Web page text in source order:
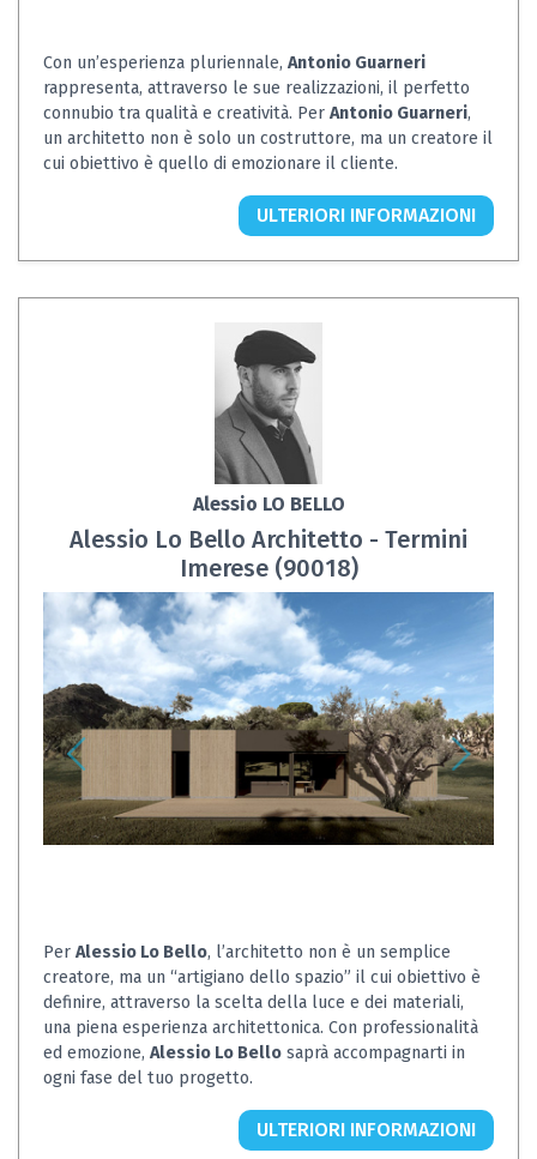
Con un’esperienza pluriennale, Antonio Guarneri
rappresenta, attraverso le sue realizzazioni, il perfetto
connubio tra qualità e creatività. Per Antonio Guarneri,
un architetto non è solo un costruttore, ma un creatore il
cui obiettivo è quello di emozionare il cliente.
ULTERIORI INFORMAZIONI
Alessio LO BELLO
Alessio Lo Bello Architetto - Termini
Imerese (90018)
Per Alessio Lo Bello, l’architetto non è un semplice
creatore, ma un “artigiano dello spazio” il cui obiettivo è
definire, attraverso la scelta della luce e dei materiali,
una piena esperienza architettonica. Con professionalità
ed emozione, Alessio Lo Bello saprà accompagnarti in
ogni fase del tuo progetto.
ULTERIORI INFORMAZIONI